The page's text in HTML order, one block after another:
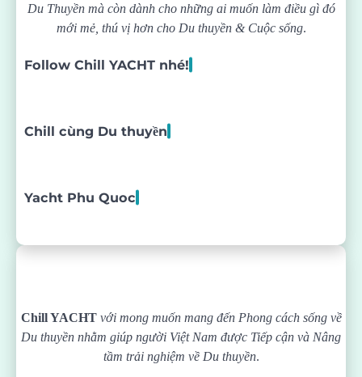
Du Thuyền mà còn dành cho những ai muốn làm điều gì đó
mới mẻ, thú vị hơn cho Du thuyền & Cuộc sống.
Follow Chill YACHT nhé!
Chill cùng Du thuyền
Yacht Phu Quoc
Chill YACHTvới mong muốn mang đến Phong cách sống về
Du thuyền nhằm giúp người Việt Nam được Tiếp cận và Nâng
tầm trải nghiệm về Du thuyền.